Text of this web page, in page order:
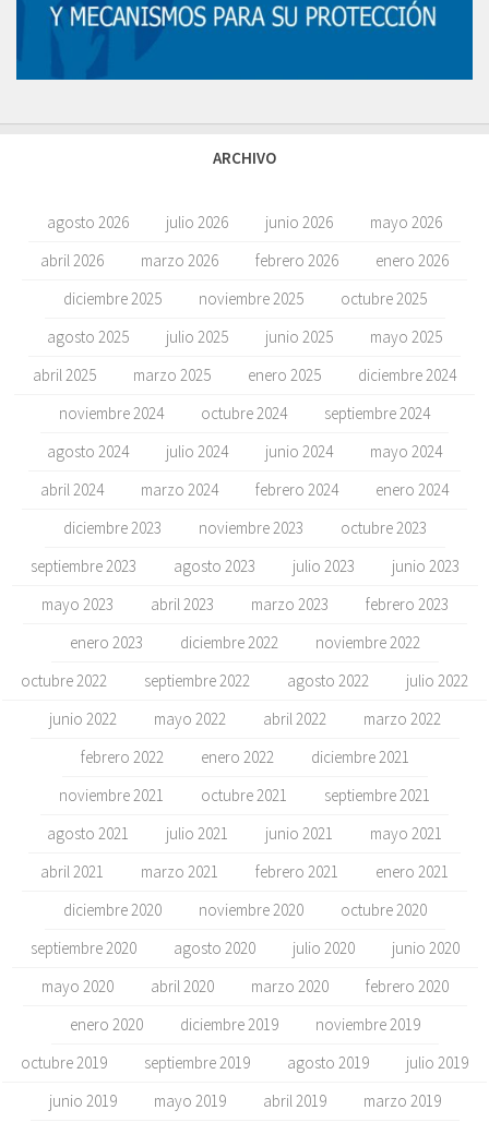
ARCHIVO
agosto 2026 julio 2026 junio 2026
mayo 2026
abril 2026
marzo 2026 febrero 2026
enero 2026
diciembre 2025
noviembre 2025
octubre 2025
agosto 2025
julio 2025 junio 2025
mayo 2025
abril 2025
marzo 2025 enero 2025
diciembre 2024
noviembre 2024
octubre 2024
septiembre 2024
agosto 2024
julio 2024 junio 2024
mayo 2024
abril 2024
marzo 2024 febrero 2024
enero 2024
diciembre 2023
noviembre 2023
octubre 2023
septiembre 2023
agosto 2023 julio 2023
junio 2023
mayo 2023
abril 2023 marzo 2023
febrero 2023
enero 2023
diciembre 2022
noviembre 2022
octubre 2022
septiembre 2022 agosto 2022
julio 2022
junio 2022
mayo 2022 abril 2022
marzo 2022
febrero 2022
enero 2022
diciembre 2021
noviembre 2021
octubre 2021
septiembre 2021
agosto 2021
julio 2021 junio 2021
mayo 2021
abril 2021
marzo 2021 febrero 2021
enero 2021
diciembre 2020
noviembre 2020
octubre 2020
septiembre 2020
agosto 2020 julio 2020
junio 2020
mayo 2020
abril 2020 marzo 2020
febrero 2020
enero 2020
diciembre 2019
noviembre 2019
octubre 2019
septiembre 2019 agosto 2019
julio 2019
junio 2019
mayo 2019 abril 2019
marzo 2019